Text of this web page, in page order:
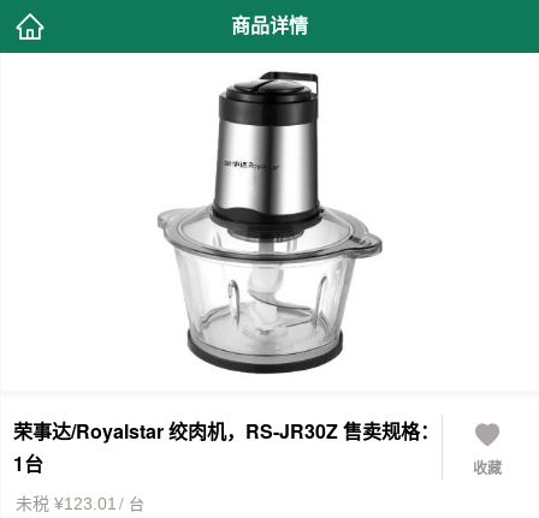
商品详情
荣事达/Royalstar 绞肉机，RS-JR30Z 售卖规格：
1台
收藏
未税 ¥123.01 / 台